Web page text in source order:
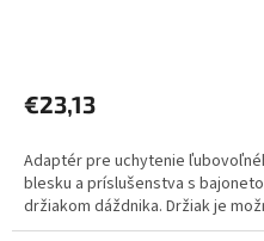
€23,13
Adaptér pre uchytenie
blesku a príslušenstva s
držiakom dáždnika. Držiak je